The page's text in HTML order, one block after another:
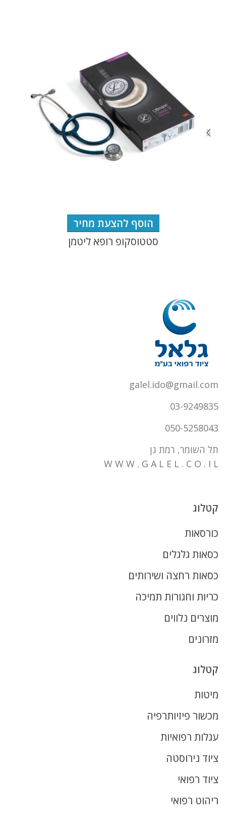
הוסף להצעת מחיר
סטטוסקופ רופא ליטמן
galel.ido@gmail.com
03-9249835
050-5258043
תל השומר, רמת גן
W W W . G A L E L . C O . I L
קטלוג
כורסאות
כסאות גלגלים
כסאות רחצה ושירותים
כריות וחגורות תמיכה
מוצרים נלווים
מזרונים
קטלוג
מיטות
מכשור פיזיותרפיה
עגלות רפואיות
ציוד נירוסטה
ציוד רפואי
ריהוט רפואי